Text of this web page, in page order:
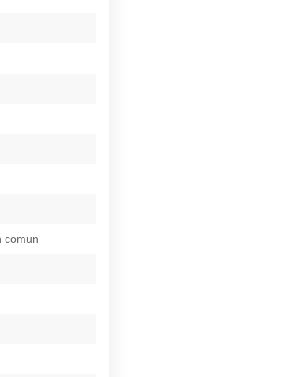
comun